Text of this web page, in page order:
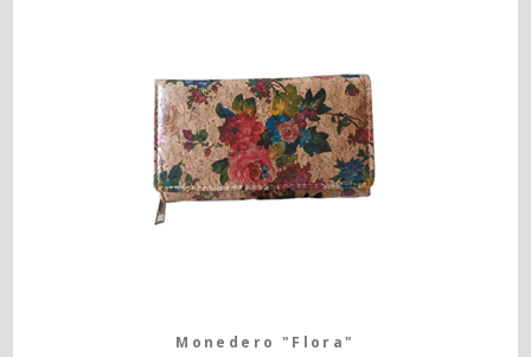
Monedero "Flora"